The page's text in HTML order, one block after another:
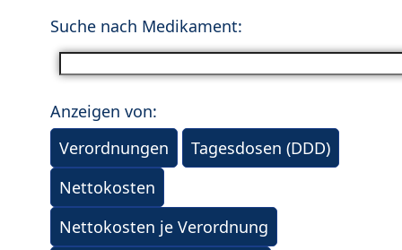
Suche nach Medikament:
Anzeigen von:
Verordnungen
Tagesdosen (DDD)
Nettokosten
Nettokosten je Verordnung